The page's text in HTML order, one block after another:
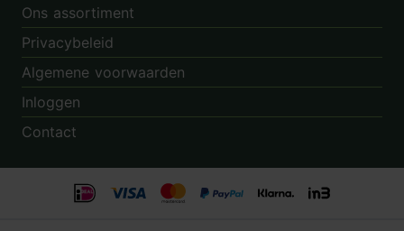
Ons assortiment
Privacybeleid
Algemene voorwaarden
Inloggen
Contact